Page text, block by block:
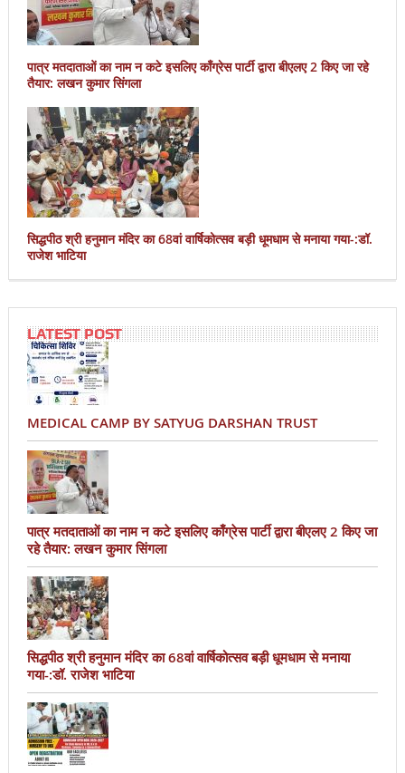
पात्र मतदाताओं का नाम न कटे इसलिए काँग्रेस पार्टी द्वारा बीएलए 2 किए जा रहे
तैयार: लखन कुमार सिंगला
सिद्धपीठ श्री हनुमान मंदिर का 68वां वार्षिकोत्सव बड़ी धूमधाम से मनाया गया-:डॉ.
राजेश भाटिया
LATEST POST
MEDICAL CAMP BY SATYUG DARSHAN TRUST
पात्र मतदाताओं का नाम न कटे इसलिए काँग्रेस पार्टी द्वारा बीएलए 2 किए जा
रहे तैयार: लखन कुमार सिंगला
सिद्धपीठ श्री हनुमान मंदिर का 68वां वार्षिकोत्सव बड़ी धूमधाम से मनाया
गया-:डॉ. राजेश भाटिया